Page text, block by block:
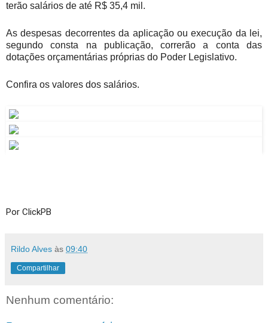
terão salários de até R$ 35,4 mil.
As despesas decorrentes da aplicação ou execução da lei,
segundo consta na publicação, correrão a conta das
dotações orçamentárias próprias do Poder Legislativo.
Confira os valores dos salários.
Por ClickPB
Rildo Alves às 09:40
Compartilhar
Nenhum comentário: